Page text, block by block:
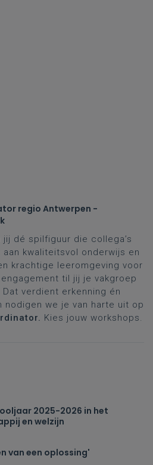
regio Antwerpen -
dé spilfiguur die collega’s
kwaliteitsvol onderwijs en
krachtige leeromgeving voor
til jij je vakgroep
verdient erkenning én
nodigen we je van harte uit op
Kies jouw workshops.
2025-2026 in het
en welzijn
van een oplossing'